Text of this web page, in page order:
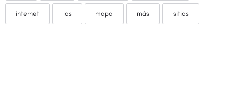
internet los mapa más sitios